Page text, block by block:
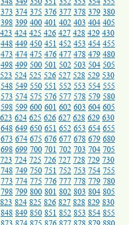
373 374 375 376 377 378 379 380
398 399 400 401 402 403 404 405
423 424 425 426 427 428 429 430
448 449 450 451 452 453 454 455
473 474 475 476 477 478 479 480
498 499 500 501 502 503 504 505
523 524 525 526 527 528 529 530
548 549 550 551 552 553 554 555
573 574 575 576 577 578 579 580
598 599 600 601 602 603 604 605
623 624 625 626 627 628 629 630
648 649 650 651 652 653 654 655
673 674 675 676 677 678 679 680
698 699 700 701 702 703 704 705
723 724 725 726 727 728 729 730
748 749 750 751 752 753 754 755
773 774 775 776 777 778 779 780
798 799 800 801 802 803 804 805
823 824 825 826 827 828 829 830
848 849 850 851 852 853 854 855